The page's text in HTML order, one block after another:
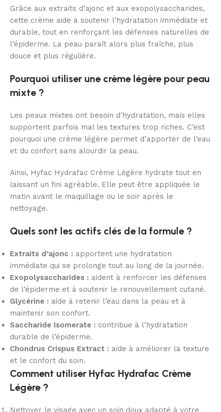
Grâce aux extraits d’ajonc et aux exopolysaccharides,
cette crème aide à soutenir l’hydratation immédiate et
durable, tout en renforçant les défenses naturelles de
l’épiderme. La peau paraît alors plus fraîche, plus
douce et plus régulière.
Pourquoi utiliser une crème légère pour peau
mixte ?
Les peaux mixtes ont besoin d’hydratation, mais elles
supportent parfois mal les textures trop riches. C’est
pourquoi une crème légère permet d’apporter de l’eau
et du confort sans alourdir la peau.
Ainsi, Hyfac Hydrafac Crème Légère hydrate tout en
laissant un fini agréable. Elle peut être appliquée le
matin avant le maquillage ou le soir après le
nettoyage.
Quels sont les actifs clés de la formule ?
Extraits d’ajonc : apportent une hydratation
immédiate qui se prolonge tout au long de la journée.
Exopolysaccharides : aident à renforcer les défenses
de l’épiderme et à soutenir le renouvellement cutané.
Glycérine : aide à retenir l’eau dans la peau et à
maintenir son confort.
Saccharide Isomerate : contribue à l’hydratation
durable de l’épiderme.
Chondrus Crispus Extract : aide à améliorer la texture
et le confort du soin.
Comment utiliser Hyfac Hydrafac Crème
Légère ?
Nettoyer le visage avec un soin doux adapté à votre